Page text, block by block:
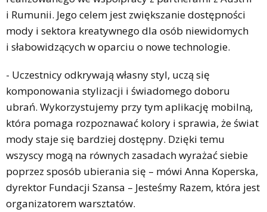
i Rumunii. Jego celem jest zwiększanie dostępności
mody i sektora kreatywnego dla osób niewidomych
i słabowidzących w oparciu o nowe technologie.
- Uczestnicy odkrywają własny styl, uczą się
komponowania stylizacji i świadomego doboru
ubrań. Wykorzystujemy przy tym aplikację mobilną,
która pomaga rozpoznawać kolory i sprawia, że świat
mody staje się bardziej dostępny. Dzięki temu
wszyscy mogą na równych zasadach wyrażać siebie
poprzez sposób ubierania się – mówi Anna Koperska,
dyrektor Fundacji Szansa – Jesteśmy Razem, która jest
organizatorem warsztatów.